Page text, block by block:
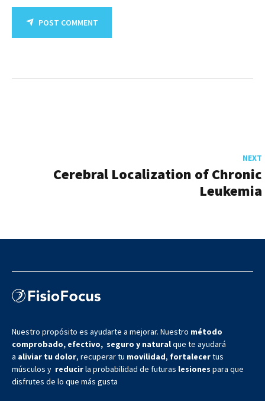
POST COMMENT
NEXT
Cerebral Localization of Chronic
Leukemia
Nuestro propósito es ayudarte a mejorar. Nuestro método
comprobado, efectivo, seguro y naturalque te ayudará
a aliviar tu dolor, recuperar tu movilidad, fortalecertus
músculos y reducirla probabilidad de futuras lesiones para que
disfrutes de lo que más gusta